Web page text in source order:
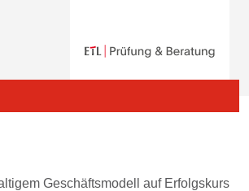
Geschäftsmodell auf Erfolgskurs